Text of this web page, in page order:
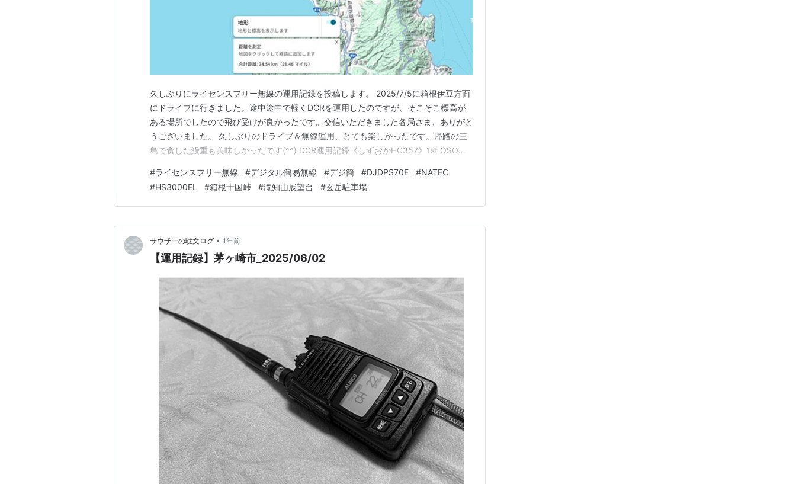
久しぶりにライセンスフリー無線の運用記録を投稿します。 2025/7/5に箱根伊豆方面
にドライブに行きました。途中途中で軽くDCRを運用したのですが、そこそこ標高が
ある場所でしたので飛び受けが良かったです。交信いただきました各局さま、ありがと
うございました。 久しぶりのドライブ＆無線運用、とても楽しかったです。帰路の三
島で食した鰻重も美味しかったです(^^) DCR運用記録《しずおかHC357》1st QSO
かHC357》1st QSO 日時：2025/7/5 10:00～ 交信局運用地：静岡県富士市…
#ライセンスフリー無線 #デジタル簡易無線 #デジ簡 #DJDPS70E #NATEC
#HS3000EL #箱根十国峠 #滝知山展望台 #玄岳駐車場
サウザーの駄文ログ • 1年前
【運用記録】茅ヶ崎市_2025/06/02